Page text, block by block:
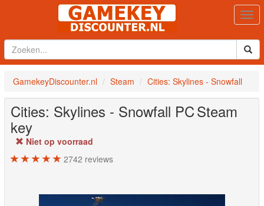
GamekeyDiscounter.nl Steam Cities: Skylines - Snowfall
Cities: Skylines - Snowfall PCSteam
key
Niet op voorraad
2742 reviews